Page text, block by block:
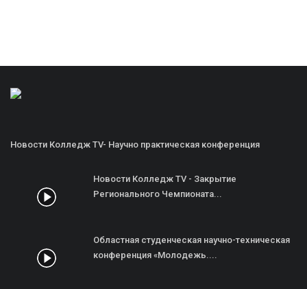
Новости Колледж TV- Научно практическая конференция
Новости Колледж TV - Закрытие
Регионального Чемпионата...
Областная студенческая научно-техническая
конференция «Молодежь....